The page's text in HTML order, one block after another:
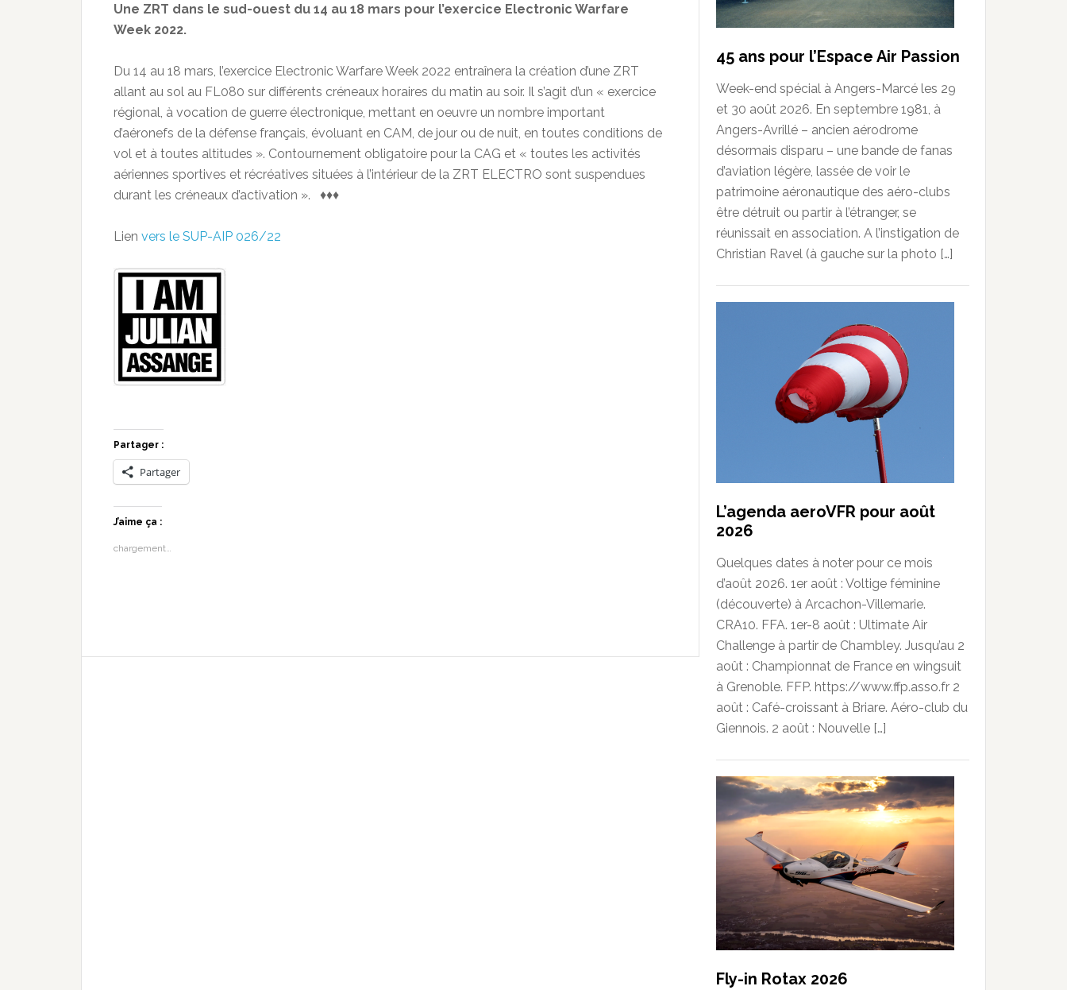
Une ZRT dans le sud-ouest du 14 au 18 mars pour l’exercice Electronic Warfare
Week 2022.
Du 14 au 18 mars, l’exercice Electronic Warfare Week 2022 entraînera la création d’une ZRT
allant au sol au FL080 sur différents créneaux horaires du matin au soir. Il s’agit d’un « exercice
régional, à vocation de guerre électronique, mettant en oeuvre un nombre important
d’aéronefs de la défense français, évoluant en CAM, de jour ou de nuit, en toutes conditions de
vol et à toutes altitudes ». Contournement obligatoire pour la CAG et « toutes les activités
aériennes sportives et récréatives situées à l’intérieur de la ZRT ELECTRO sont suspendues
durant les créneaux d’activation ». ♦♦♦
Lien vers le SUP-AIP 026/22
Partager :
Partager
J’aime ça :
chargement…
45 ans pour l’Espace Air Passion
Week-end spécial à Angers-Marcé les 29
et 30 août 2026. En septembre 1981, à
Angers-Avrillé – ancien aérodrome
désormais disparu – une bande de fanas
d’aviation légère, lassée de voir le
patrimoine aéronautique des aéro-clubs
être détruit ou partir à l’étranger, se
réunissait en association. A l’instigation de
Christian Ravel (à gauche sur la photo […]
L’agenda aeroVFR pour août
2026
Quelques dates à noter pour ce mois
d’août 2026. 1er août : Voltige féminine
(découverte) à Arcachon-Villemarie.
CRA10. FFA. 1er-8 août : Ultimate Air
Challenge à partir de Chambley. Jusqu’au 2
août : Championnat de France en wingsuit
à Grenoble. FFP. https://www.ffp.asso.fr 2
août : Café-croissant à Briare. Aéro-club du
Giennois. 2 août : Nouvelle […]
Fly-in Rotax 2026